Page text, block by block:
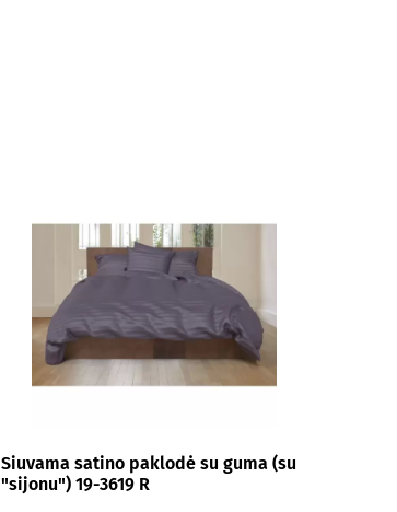
Siuvama satino paklodė su guma (su
"sijonu") 19-3619 R